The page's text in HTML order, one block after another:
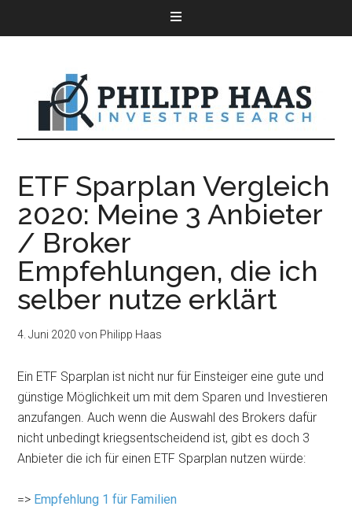
ETF Sparplan Vergleich
2020: Meine 3 Anbieter
/ Broker
Empfehlungen, die ich
selber nutze erklärt
4. Juni 2020 von Philipp Haas
Ein ETF Sparplan ist nicht nur für Einsteiger eine gute und
günstige Möglichkeit um mit dem Sparen und Investieren
anzufangen. Auch wenn die Auswahl des Brokers dafür
nicht unbedingt kriegsentscheidend ist, gibt es doch 3
Anbieter die ich für einen ETF Sparplan nutzen würde:
=> Empfehlung 1 für Familien